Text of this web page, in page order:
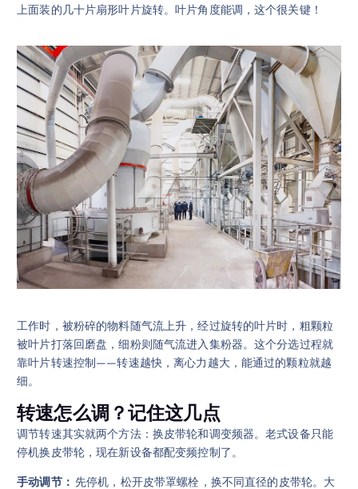
上面装的几十片扇形叶片旋转。叶片角度能调，这个很关键！
工作时，被粉碎的物料随气流上升，经过旋转的叶片时，粗颗粒
被叶片打落回磨盘，细粉则随气流进入集粉器。这个分选过程就
靠叶片转速控制——转速越快，离心力越大，能通过的颗粒就越
细。
转速怎么调？记住这几点
调节转速其实就两个方法：换皮带轮和调变频器。老式设备只能
停机换皮带轮，现在新设备都配变频控制了。
手动调节： 先停机，松开皮带罩螺栓，换不同直径的皮带轮。大